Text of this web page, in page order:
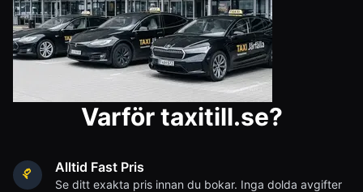
Varför taxitill.se?
Alltid Fast Pris
Se ditt exakta pris innan du bokar. Inga dolda avgifter